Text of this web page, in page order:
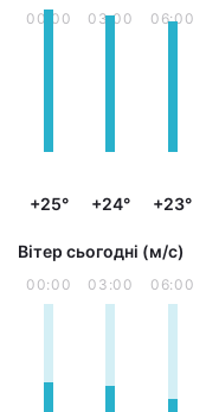
00:00
+25°
03:00
+24°
06:00
+23°
Вітер сьогодні (м/с)
00:00 03:00 06:00